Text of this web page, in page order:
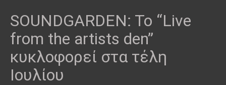
SOUNDGARDEN: To “Live
from the artists den”
κυκλοφορεί στα τέλη
Ιουλίου